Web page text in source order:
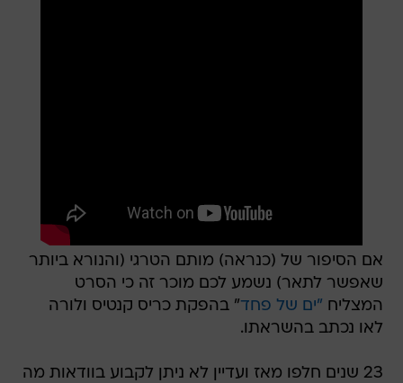
אם הסיפור של (כנראה) מותם הטרגי (והנורא ביותר
שאפשר לתאר) נשמע לכם מוכר זה כי הסרט
המצליח "ים של פחד" בהפקת כריס קנטיס ולורה
לאו נכתב בהשראתו.
23 שנים חלפו מאז ועדיין לא ניתן לקבוע בוודאות מה